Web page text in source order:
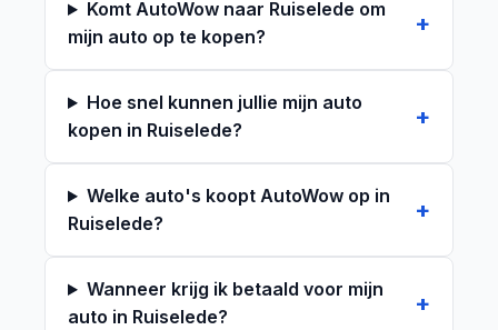
Komt AutoWow naar Ruiselede om
mijn auto op te kopen?
Hoe snel kunnen jullie mijn auto
kopen in Ruiselede?
Welke auto's koopt AutoWow op in
Ruiselede?
Wanneer krijg ik betaald voor mijn
auto in Ruiselede?